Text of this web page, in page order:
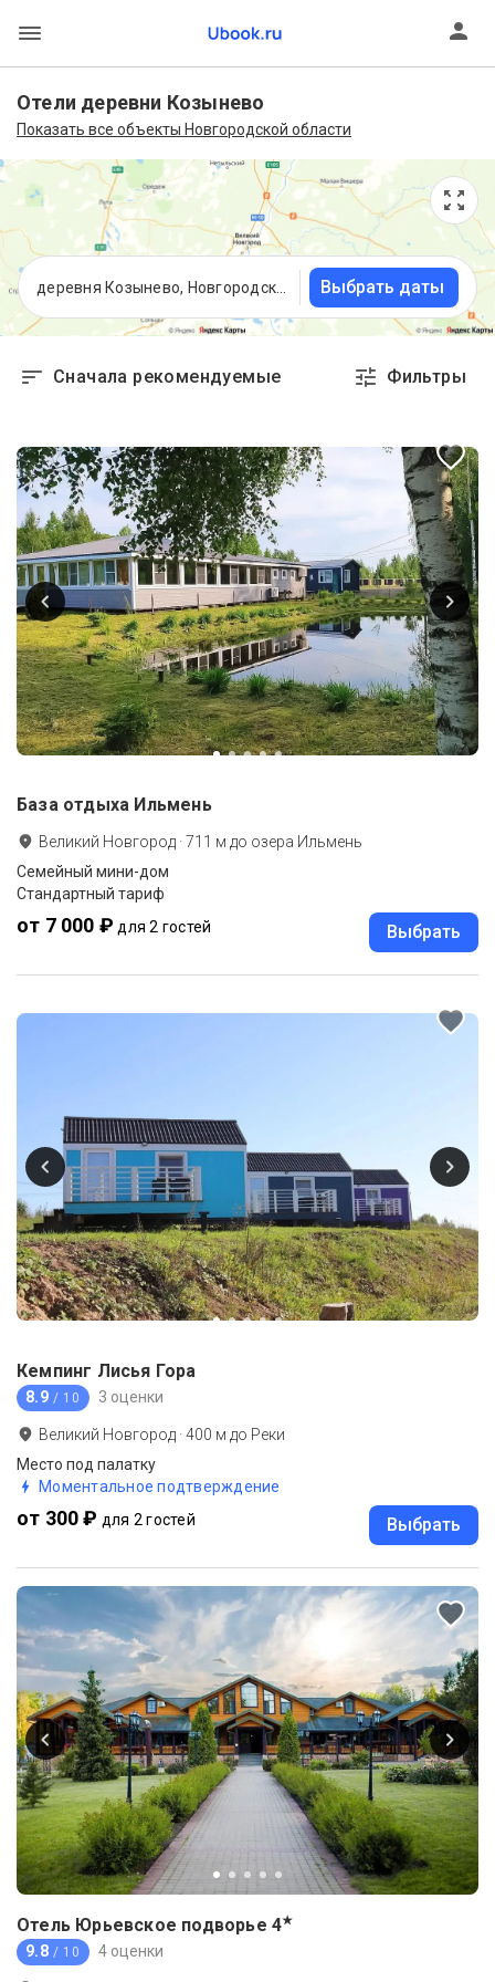
Отели деревни Козынево
Показать все объекты Новгородской области
Выбрать даты
Сначала рекомендуемые Фильтры
База отдыха Ильмень
Великий Новгород ·711 м до озера Ильмень
Семейный мини-дом
Стандартный тариф
от 7 000 ₽ для 2 гостей Выбрать
Кемпинг Лисья Гора
8.9 / 10 3 оценки
Великий Новгород ·400 м до Реки
Место под палатку
Моментальное подтверждение
от 300 ₽ для 2 гостей Выбрать
Отель Юрьевское подворье 4★
9.8 / 10 4 оценки